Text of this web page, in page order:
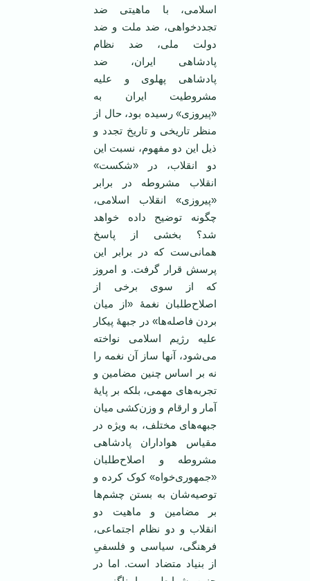
اسلامی، با ماهیتی ضد
تجددخواهی، ضد ملت و ضد
دولت ملی، ضد نظام
پادشاهی ایران، ضد
پادشاهی پهلوی و علیه
مشروطیت ایران به
«پیروزی» رسیده بود، حال از
منظر تاریخی و تاریخ تجدد و
ذیل این دو مفهوم، نسبت این
دو انقلاب، در «شکست»
انقلاب مشروطه در برابر
«پیروزی» انقلاب اسلامی،
چگونه توضیح داده خواهد
شد؟ بخشی از پاسخ
همانی‌ست که در برابر این
پرسش قرار گرفت. و امروز
که از سوی برخی از
اصلاح‌طلبان نغمۀ «از میان
بردن فاصله‌ها» در جبهۀ پیکار
علیه رژیم اسلامی نواخته
می‌شود، آنها ساز آن نغمه را
نه بر اساس چنین مضامین و
تجربه‌های مهمی، بلکه بر پایۀ
آمار و ارقام و وزن‌کشی میان
جبهه‌های مختلف، به ویژه در
مقیاس هواداران پادشاهی
مشروطه و اصلاح‌طلبان
«جمهوری‌خواه» کوک کرده و
توصیه‌شان به بستن چشم‌ها
بر مضامین و ماهیت دو
انقلاب و دو نظام اجتماعی،
فرهنگی، سیاسی و فلسفیِ‌
از بنیاد متضاد است. اما در